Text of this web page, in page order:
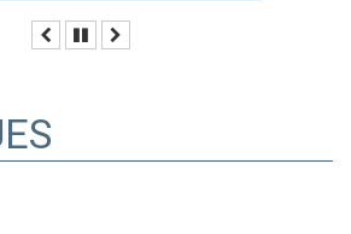
AnteriorPausar